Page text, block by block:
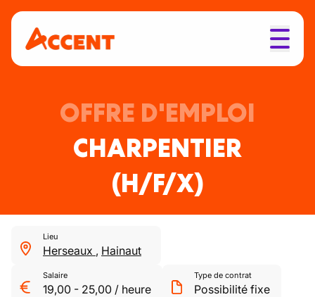
OFFRE D'EMPLOI
CHARPENTIER
(H/F/X)
Lieu
Herseaux , Hainaut
Salaire
19,00 - 25,00 / heure
Type de contrat
Possibilité fixe